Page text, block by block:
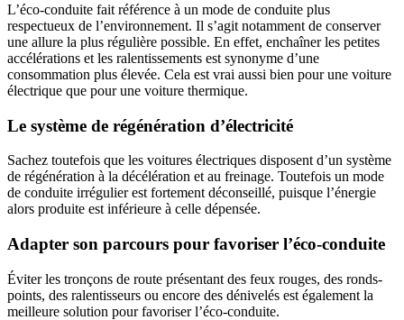
L’éco-conduite fait référence à un mode de conduite plus
respectueux de l’environnement. Il s’agit notamment de conserver
une allure la plus régulière possible. En effet, enchaîner les petites
accélérations et les ralentissements est synonyme d’une
consommation plus élevée. Cela est vrai aussi bien pour une voiture
électrique que pour une voiture thermique.
Le système de régénération d’électricité
Sachez toutefois que les voitures électriques disposent d’un système
de régénération à la décélération et au freinage. Toutefois un mode
de conduite irrégulier est fortement déconseillé, puisque l’énergie
alors produite est inférieure à celle dépensée.
Adapter son parcours pour favoriser l’éco-conduite
Éviter les tronçons de route présentant des feux rouges, des ronds-
points, des ralentisseurs ou encore des dénivelés est également la
meilleure solution pour favoriser l’éco-conduite.